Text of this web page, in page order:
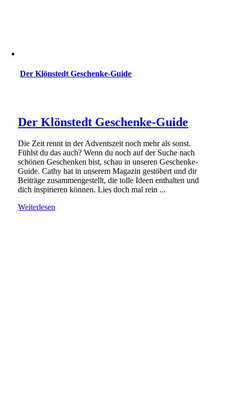
Der Klönstedt Geschenke-Guide
Der Klönstedt Geschenke-Guide
Die Zeit rennt in der Adventszeit noch mehr als sonst.
Fühlst du das auch? Wenn du noch auf der Suche nach
schönen Geschenken bist, schau in unseren Geschenke-
Guide. Cathy hat in unserem Magazin gestöbert und dir
Beiträge zusammengestellt, die tolle Ideen enthalten und
dich inspirieren können. Lies doch mal rein ...
Weiterlesen